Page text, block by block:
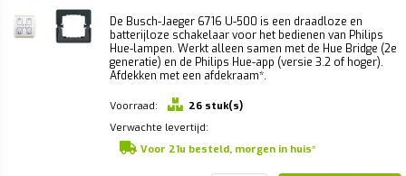
De Busch-Jaeger 6716 U-500 is een draadloze en
batterijloze schakelaar voor het bedienen van Philips
Hue-lampen. Werkt alleen samen met de Hue Bridge (2e
generatie) en de Philips Hue-app (versie 3.2 of hoger).
Afdekken met een afdekraam*.
Voorraad:
26 stuk(s)
Verwachte levertijd:
Voor 21u besteld, morgen in huis*